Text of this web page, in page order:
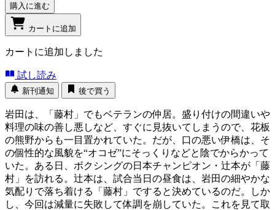
購入に進む
カートに追加
カートに追加しました
試し読み
新刊通知 後で買う
岩田は、「藤村」でもベテランの仲居。盛り付けの間違いや
料理の味の善し悪しなど、すぐに見抜いてしまうので、花板
の熊野からも一目置かれていた。だが、口の悪い伊橋は、そ
の個性的な風貌を“オコゼ”にそっくりなどと陰でからかって
いた。ある日、ボクシングの日本チャンピオン・辻本が「藤
村」を訪れる。辻本は、試合当日の昼食は、岩田の細やかな
気配りで落ち着ける「藤村」ですると決めているのだ。しか
し、今回は減量に失敗して体調を崩していた。これを見て取